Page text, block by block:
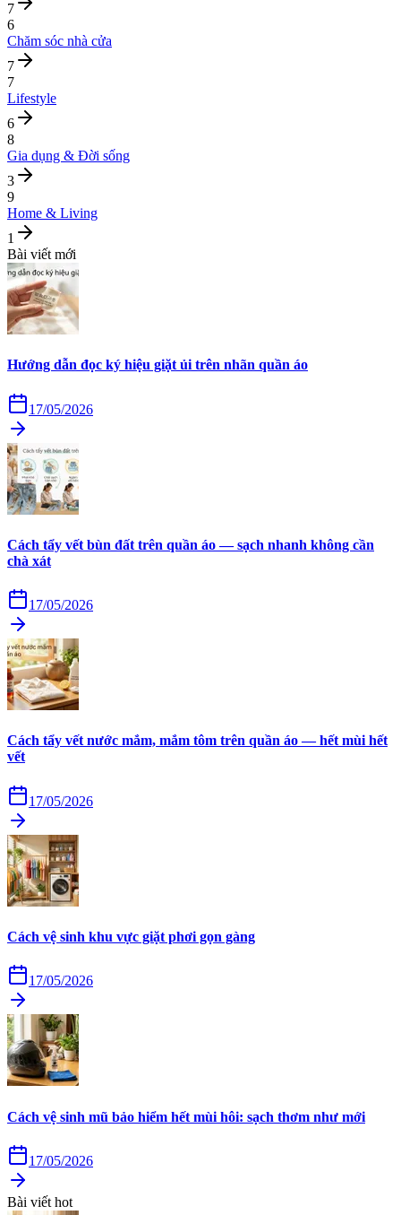
7
6
Chăm sóc nhà cửa
7
7
Lifestyle
6
8
Gia dụng & Đời sống
3
9
Home & Living
1
Bài viết mới
Hướng dẫn đọc ký hiệu giặt ủi trên nhãn quần áo
17/05/2026
Cách tẩy vết bùn đất trên quần áo — sạch nhanh không cần
chà xát
17/05/2026
Cách tẩy vết nước mắm, mắm tôm trên quần áo — hết mùi hết
vết
17/05/2026
Cách vệ sinh khu vực giặt phơi gọn gàng
17/05/2026
Cách vệ sinh mũ bảo hiểm hết mùi hôi: sạch thơm như mới
17/05/2026
Bài viết hot